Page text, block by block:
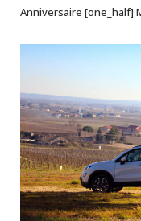
Anniversaire [one_half]